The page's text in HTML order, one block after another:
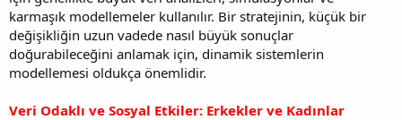
karmaşık modellemeler kullanılır. Bir stratejinin, küçük bir
değişikliğin uzun vadede nasıl büyük sonuçlar
doğurabileceğini anlamak için, dinamik sistemlerin
modellemesi oldukça önemlidir.
Veri Odaklı ve Sosyal Etkiler: Erkekler ve Kadınlar